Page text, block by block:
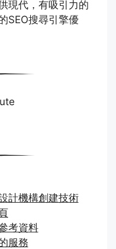
現代，有吸引力的
SEO搜尋引擎優
計機構創建技術
考資料
服務